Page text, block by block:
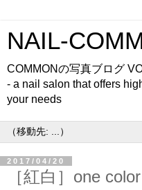
NAIL-
COMMONの写真ブログ
- a nail salon that offers
your needs
2017/04/20
［紅白］one